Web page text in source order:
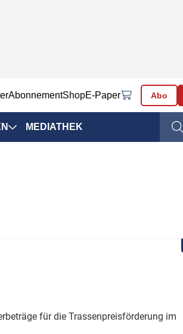
AbonnementShopE-Paper Abo
MEDIATHEK
für die Trassenpreisförderung im